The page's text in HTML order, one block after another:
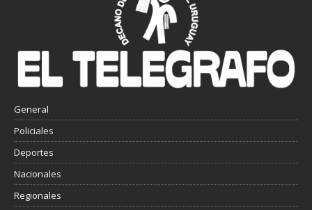
General
Policiales
Deportes
Nacionales
Regionales